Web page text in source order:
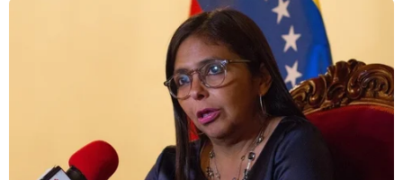
Các vận động viên thi đấu tại Giải quốc gia Việt Võ Đạo Belarus
2026. (Ảnh: TTXVN phát)
Đại sứ Nguyễn Văn Trung đánh giá cao những
nỗ lực và các hoạt động phong phú của Liên
đoàn Việt Võ Đạo Belarus trong việc phát triển